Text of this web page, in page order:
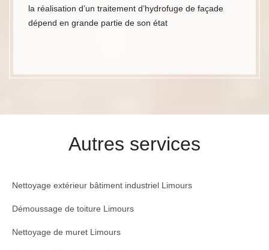
la réalisation d’un traitement d’hydrofuge de façade
dépend en grande partie de son état
Autres services
Nettoyage extérieur bâtiment industriel Limours
Démoussage de toiture Limours
Nettoyage de muret Limours